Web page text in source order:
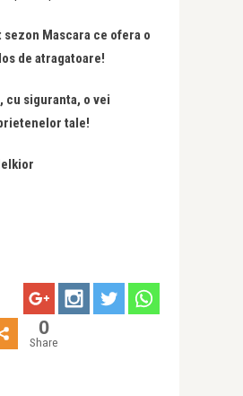
sezon Mascara ce ofera o
de atragatoare!
cu siguranta, o vei
tale!
0
Share